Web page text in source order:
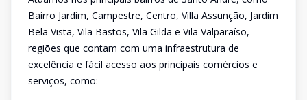
Bairro Jardim, Campestre, Centro, Villa Assunção, Jardim
Bela Vista, Vila Bastos, Vila Gilda e Vila Valparaíso,
regiões que contam com uma infraestrutura de
excelência e fácil acesso aos principais comércios e
serviços, como: